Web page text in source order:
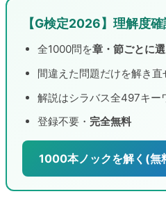
【G検定2026】理解度
全1000問を章・節ごとに
間違えた問題だけを解き直
解説はシラバス全497キー
登録不要・ 完全無料
1000本ノックを解く(無